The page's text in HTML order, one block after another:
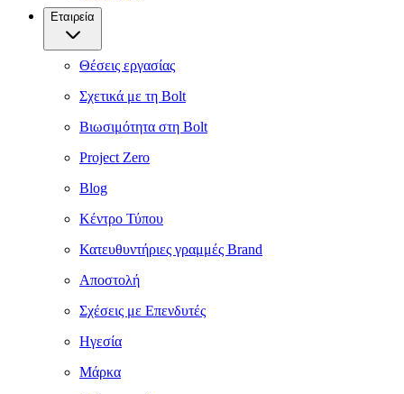
Εταιρεία
Θέσεις εργασίας
Σχετικά με τη Bolt
Βιωσιμότητα στη Bolt
Project Zero
Blog
Κέντρο Τύπου
Κατευθυντήριες γραμμές Brand
Αποστολή
Σχέσεις με Επενδυτές
Ηγεσία
Μάρκα